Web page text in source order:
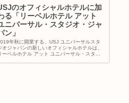
のオフィシャルホテルに加
る「リーベルホテル アット
ニバーサル・スタジオ・ジャ
ン」
年秋に開業する、USJ ユニバーサルスタ
オジャパンの新しいオフィシャルホテルは、
ーベルホテル アット ユニバーサル・スタジ